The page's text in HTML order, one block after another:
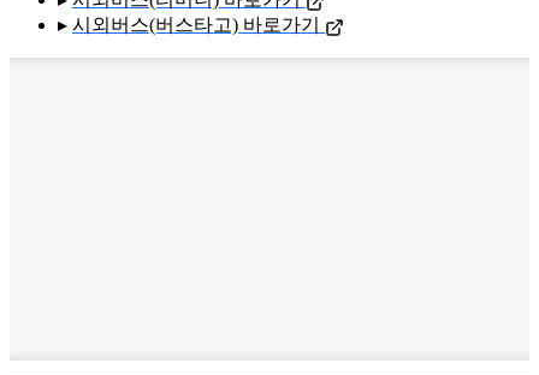
▸ 시외버스(버스타고) 바로가기